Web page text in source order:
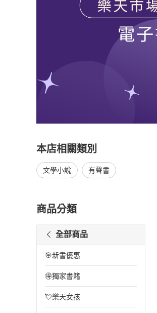
本店相關類別
文學小說 有聲書
商品分類
全部商品
🎯新書優惠
🉐獨家書籍
💘樂天女孩